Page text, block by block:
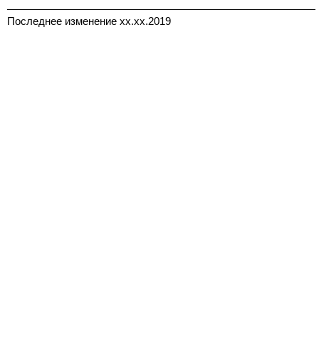
Последнее изменение xx.xx.2019